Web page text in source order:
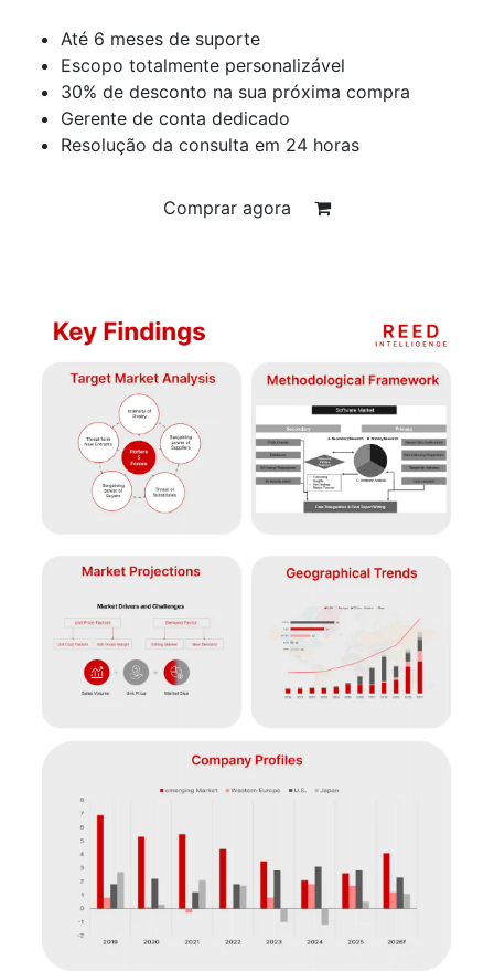
Até 6 meses de suporte
Escopo totalmente personalizável
30% de desconto na sua próxima compra
Gerente de conta dedicado
Resolução da consulta em 24 horas
Comprar agora